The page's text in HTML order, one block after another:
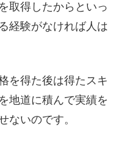
取得したからといっ
経験がなければ人は
を得た後は得たスキ
地道に積んで実績を
ないのです。